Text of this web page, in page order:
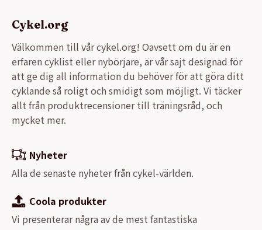
Cykel.org
Välkommen till vår cykel.org! Oavsett om du är en
erfaren cyklist eller nybörjare, är vår sajt designad för
att ge dig all information du behöver för att göra ditt
cyklande så roligt och smidigt som möjligt. Vi täcker
allt från produktrecensioner till träningsråd, och
mycket mer.
Nyheter
Alla de senaste nyheter från cykel-världen.
Coola produkter
Vi presenterar några av de mest fantastiska